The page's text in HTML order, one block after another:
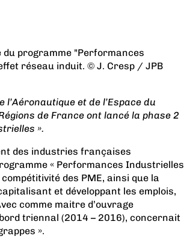
du programme "Performances
réseau induit. © J. Cresp / JPB
et de l’Espace du
de France ont lancé la phase 2
».
des industries françaises
« Performances Industrielles
des PME, ainsi que la
et développant les emplois,
comme maitre d’ouvrage
triennal (2014 – 2016), concernait
».